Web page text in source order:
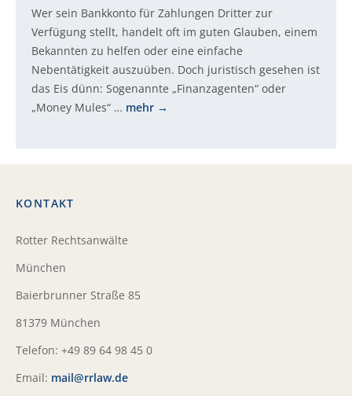
Wer sein Bankkonto für Zahlungen Dritter zur
Verfügung stellt, handelt oft im guten Glauben, einem
Bekannten zu helfen oder eine einfache
Nebentätigkeit auszuüben. Doch juristisch gesehen ist
das Eis dünn: Sogenannte „Finanzagenten“ oder
„Money Mules“ … mehr
KONTAKT
Rotter Rechtsanwälte
München
Baierbrunner Straße 85
81379 München
Telefon: +49 89 64 98 45 0
Email: mail@rrlaw.de